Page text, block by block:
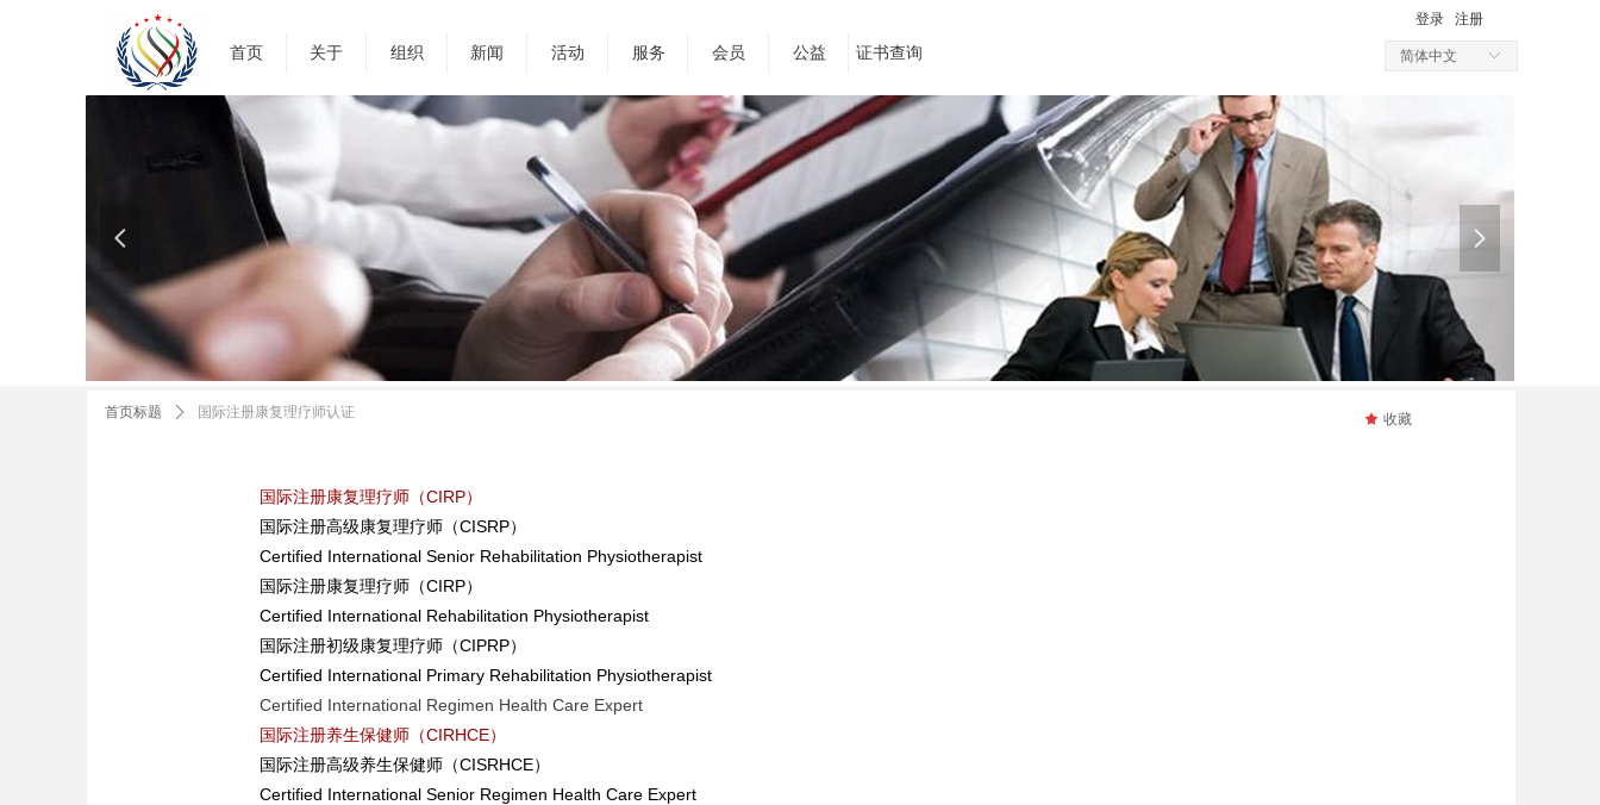
ꀅ
简体中文
登录 注册
넳 넲
首页 关于 组织 新闻 活动 服务 会员 公益 证书查询
国际注册康复理疗师（CIRP）
国际注册高级康复理疗师（CISRP）
Certified International Senior Rehabilitation Physiotherapist
国际注册康复理疗师（CIRP）
Certified International Rehabilitation Physiotherapist
国际注册初级康复理疗师（CIPRP）
Certified International Primary Rehabilitation Physiotherapist
Certified International Regimen Health Care Expert
国际注册养生保健师（CIRHCE）
国际注册高级养生保健师（CISRHCE）
Certified International Senior Regimen Health Care Expert
끄 收藏
首页标题 ꄲ 国际注册康复理疗师认证